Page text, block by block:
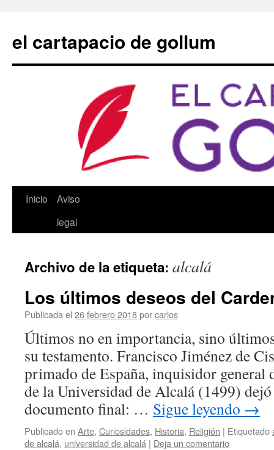
contenido
el cartapacio de gollum
Inicio
Aviso
legal
Archivo de la etiqueta: alcalá
Los últimos deseos del
Publicada el 26 febrero 2018porcarlos
Últimos no en importancia, sino
su testamento. Francisco Jiménez de
primado de España, inquisidor general
de la Universidad de Alcalá (1499) dejó
documento final: … Sigue leyendo →
Publicado en Arte, Curiosidades, Historia, Religión | Etiquetado
de alcalá, universidad de alcalá | Deja un comentario